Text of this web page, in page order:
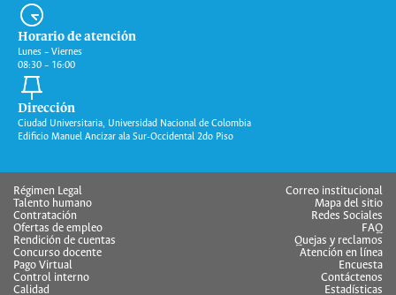
Horario de atención
Lunes – Viernes
08:30 – 16:00
Dirección
Ciudad Universitaria, Universidad Nacional de Colombia
Edificio Manuel Ancizar ala Sur-Occidental 2do Piso
Régimen Legal
Talento humano
Contratación
Ofertas de empleo
Rendición de cuentas
Concurso docente
Pago Virtual
Control interno
Calidad
Correo institucional
Mapa del sitio
Redes Sociales
FAQ
Quejas y reclamos
Atención en línea
Encuesta
Contáctenos
Estadísticas